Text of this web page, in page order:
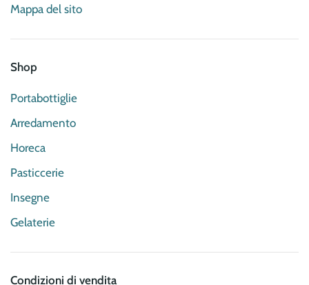
Mappa del sito
Shop
Portabottiglie
Arredamento
Horeca
Pasticcerie
Insegne
Gelaterie
Condizioni di vendita